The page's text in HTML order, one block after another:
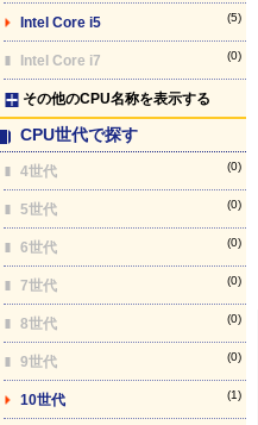
Intel Core i5 (5)
Intel Core i7 (0)
その他のCPU名称を表示する
CPU世代で探す
4世代 (0)
5世代 (0)
6世代 (0)
7世代 (0)
8世代 (0)
9世代 (0)
10世代 (1)